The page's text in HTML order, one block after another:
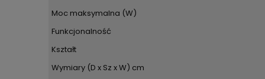
Moc maksymalna (W)
Funkcjonalność
Kształt
Wymiary (D x Sz x W) cm